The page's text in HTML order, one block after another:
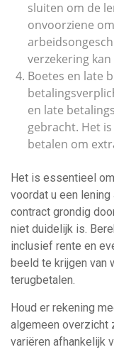
sluiten om de
onvoorziene
verzekering
Boetes en late
en late
gebracht. Het
betalen om
Het is essentieel
voordat u een
contract grondig
niet duidelijk is.
inclusief rente en
beeld te krijgen van
terugbetalen.
Houd er rekening
algemeen overzicht
variëren afhankelijk